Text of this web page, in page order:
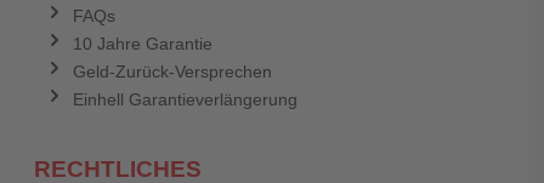
FAQs
10 Jahre Garantie
Geld-Zurück-Versprechen
Einhell Garantieverlängerung
RECHTLICHES